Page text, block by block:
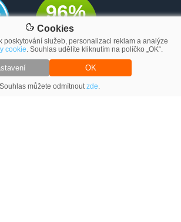
Cookies
poskytování služeb, personalizaci reklam a analýze
cookie. Souhlas udělíte kliknutím na políčko „OK“.
OK
Souhlas můžete odmítnoutzde.
96%
zákazníky